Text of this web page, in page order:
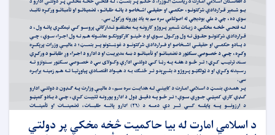
د اسلامي امارت له بیا حاکمیت څخه مخکي پر دولتي